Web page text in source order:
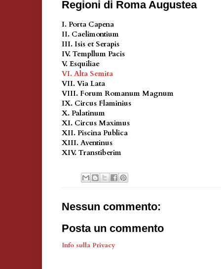
Regioni di Roma Augustea
I. Porta Capena
II. Caelimontium
III. Isis et Serapis
IV. Templlum Pacis
V. Esquiliae
VI. Alta Semita
VII. Via Lata
VIII. Forum Romanum Magnum
IX. Circus Flaminius
X. Palatinum
XI. Circus Maximus
XII. Piscina Publica
XIII. Aventinus
XIV. Transtiberim
Nessun commento:
Posta un commento
Info sulla Privacy